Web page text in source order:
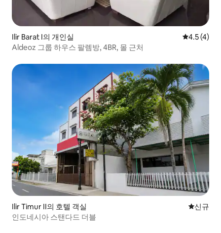
Ilir Barat I의 개인실 평점 4.5점
4.5 (4)
Aldeoz 그룹 하우스 팔렘방, 4BR, 몰 근처
Ilir Timur II의 호텔 객실 신규 숙소
신규
인도네시아 스탠다드 더블